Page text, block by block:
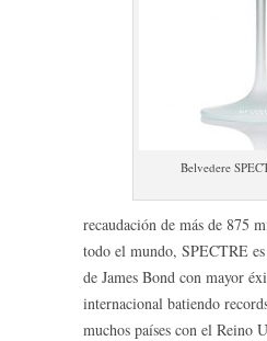
Belvedere
recaudación de más de 875
todo el mundo, SPECTRE
de James Bond con mayor
internacional batiendo
muchos países con el Reino